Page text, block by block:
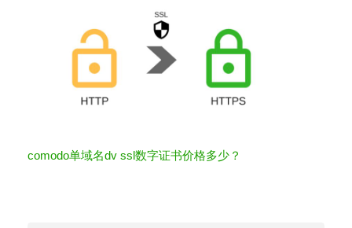
comodo单域名dv ssl数字证书价格多少？